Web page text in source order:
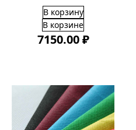
В корзину
В корзине
7150.00 ₽